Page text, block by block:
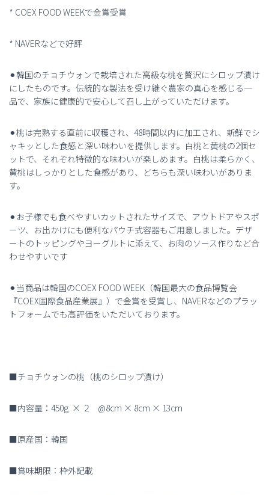
* COEX FOOD WEEKで金賞受賞
* NAVERなどで好評
⚫︎韓国のチョチウォンで栽培された高級な桃を贅沢にシロップ漬け
にしたものです。伝統的な製法を受け継ぐ農家の真心を感じる一
品で、家族に健康的で安心して召し上がっていただけます。
⚫︎桃は完熟する直前に収穫され、48時間以内に加工され、新鮮でシ
ャキッとした食感と深い味わいを提供します。白桃と黄桃の2個セ
ットで、それぞれ特徴的な味わいが楽しめます。白桃は柔らかく、
黄桃はしっかりとした食感があり、どちらも深い味わいがありま
す。
⚫︎お子様でも食べやすいカットされたサイズで、アウトドアやスポ
ーツ、お出かけにも便利なパウチ式容器もご用意しました。デザ
ートのトッピングやヨーグルトに添えて、お肉のソース作りなど合
わせやすいです
⚫︎当商品は韓国のCOEX FOOD WEEK （韓国最大の食品博覧会
『COEX国際食品産業展』）で金賞を受賞し、 NAVERなどのプラッ
トフォームでも高評価をいただいております。
■チョチウォンの桃（桃のシロップ漬け）
■内容量：450g × ２ @8cm × 8cm × 13cm
■原産国：韓国
■賞味期限：枠外記載